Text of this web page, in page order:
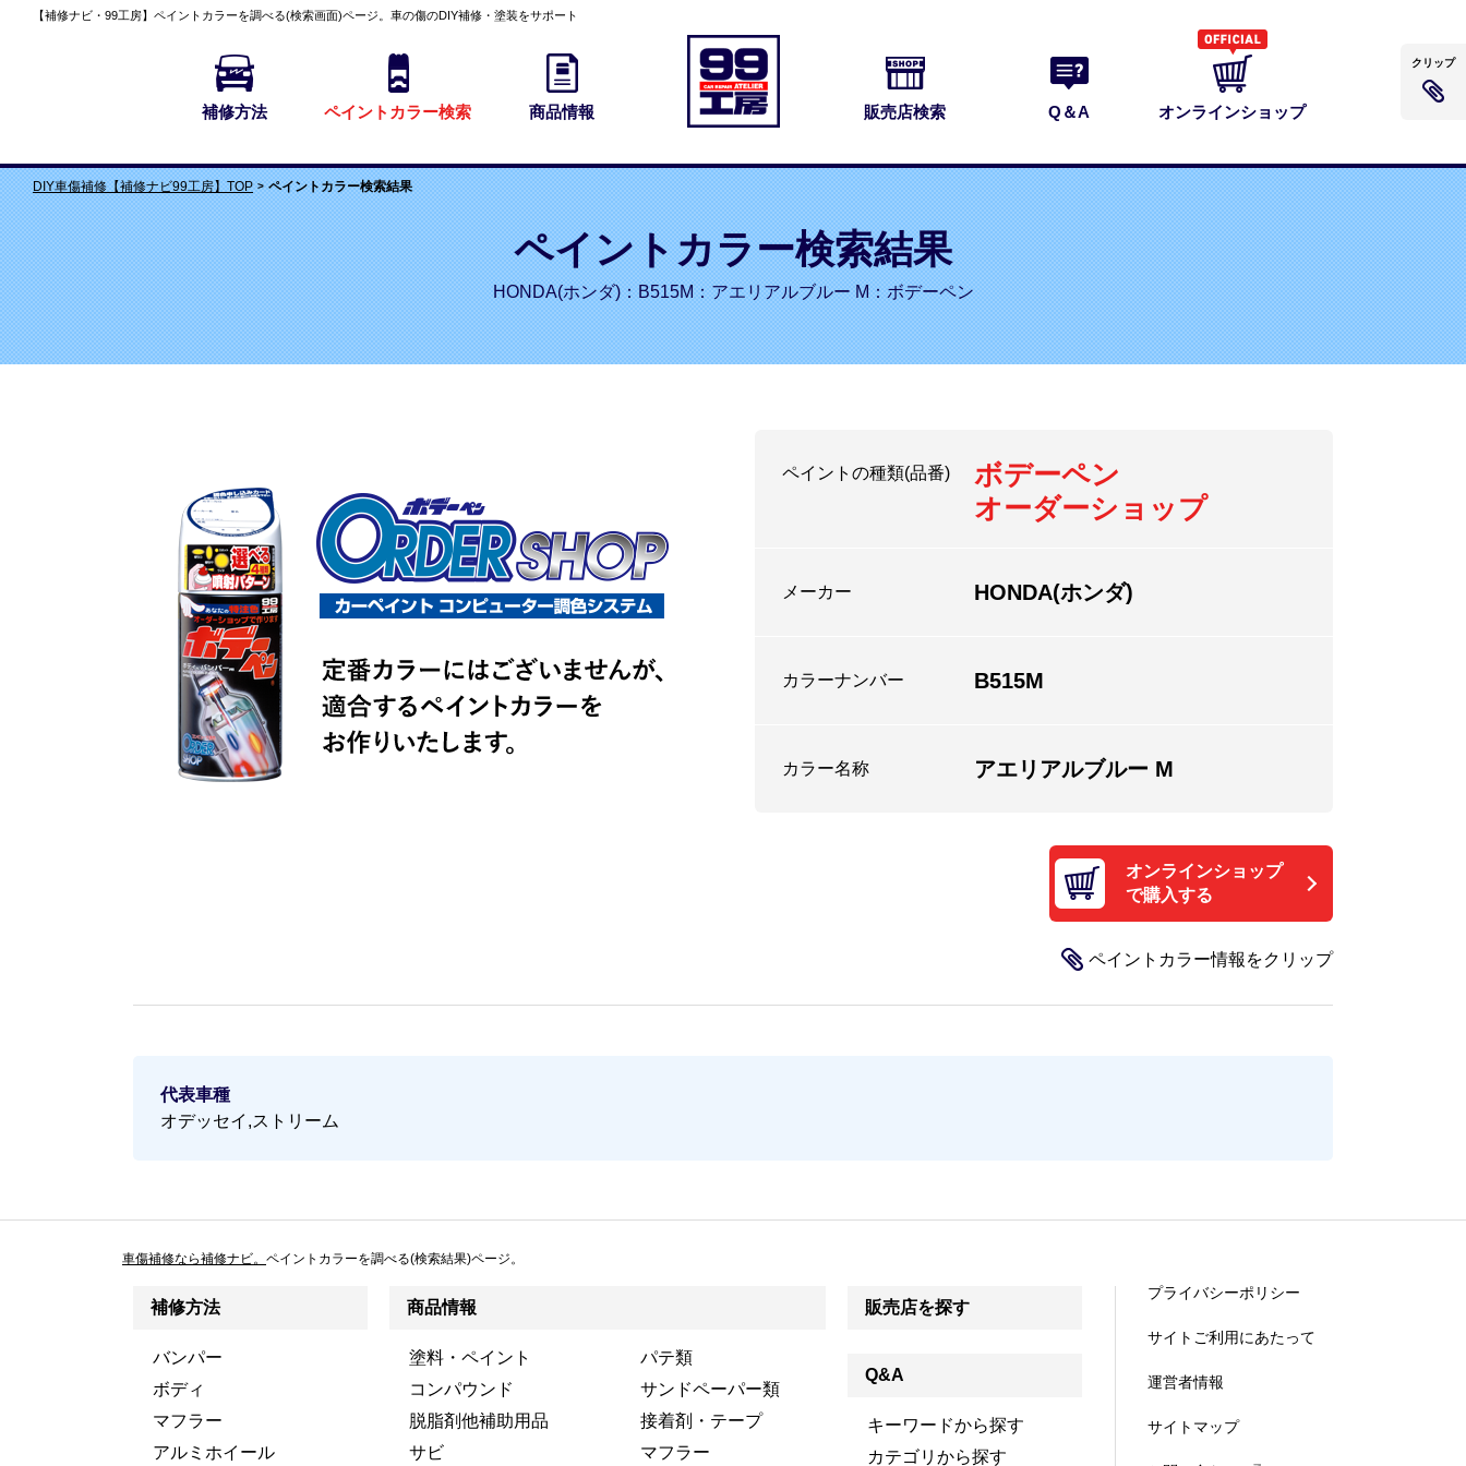
【補修ナビ・99工房】 ペイントカラーを調べる(検索画面)ページ。車の傷のDIY補修・塗装をサポート
補修方法 ペイントカラー検索 商品情報 販売店検索 Q＆A オンラインショップ
DIY車傷補修【補修ナビ99工房】TOP ペイントカラー検索結果
ペイントカラー検索結果
HONDA(ホンダ)：B515M：アエリアルブルー M：ボデーペン
ペイントの種類(品番)
ボデーペン
オーダーショップ
メーカー HONDA(ホンダ)
カラーナンバー B515M
カラー名称 アエリアルブルー M
オンラインショップ
で購入する
代表車種
オデッセイ,ストリーム
車傷補修なら補修ナビ。 ペイントカラーを調べる(検索結果)ページ。
補修方法
バンパー
ボディ
マフラー
アルミホイール
商品情報
塗料・ペイント
パテ類
コンパウンド
サンドペーパー類
脱脂剤他補助用品
接着剤・テープ
サビ
マフラー
販売店を探す
Q&A
キーワードから探す
カテゴリから探す
プライバシーポリシー
サイトご利用にあたって
運営者情報
サイトマップ
クリップ